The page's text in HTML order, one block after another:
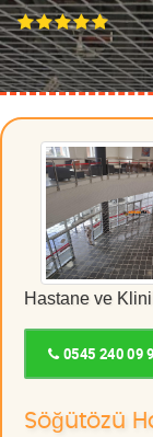
Hastane ve
0545 240 09
Söğütözü